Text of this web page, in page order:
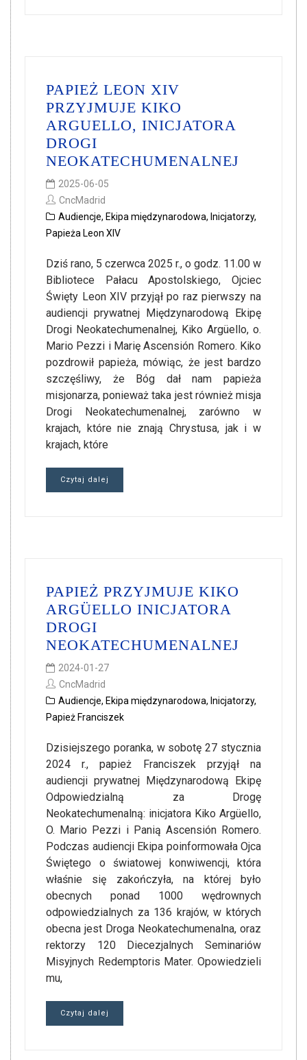
PAPIEŻ LEON XIV
PRZYJMUJE KIKO
ARGUELLO, INICJATORA
DROGI
NEOKATECHUMENALNEJ
2025-06-05
CncMadrid
Audiencje, Ekipa międzynarodowa, Inicjatorzy,
Papieża Leon XIV
Dziś rano, 5 czerwca 2025 r., o godz. 11.00 w
Bibliotece Pałacu Apostolskiego, Ojciec
Święty Leon XIV przyjął po raz pierwszy na
audiencji prywatnej Międzynarodową Ekipę
Drogi Neokatechumenalnej, Kiko Argüello, o.
Mario Pezzi i Marię Ascensión Romero. Kiko
pozdrowił papieża, mówiąc, że jest bardzo
szczęśliwy, że Bóg dał nam papieża
misjonarza, ponieważ taka jest również misja
Drogi Neokatechumenalnej, zarówno w
krajach, które nie znają Chrystusa, jak i w
krajach, które
Czytaj dalej
PAPIEŻ PRZYJMUJE KIKO
ARGÜELLO INICJATORA
DROGI
NEOKATECHUMENALNEJ
2024-01-27
CncMadrid
Audiencje, Ekipa międzynarodowa, Inicjatorzy,
Papież Franciszek
Dzisiejszego poranka, w sobotę 27 stycznia
2024 r., papież Franciszek przyjął na
audiencji prywatnej Międzynarodową Ekipę
Odpowiedzialną za Drogę
Neokatechumenalną: inicjatora Kiko Argüello,
O. Mario Pezzi i Panią Ascensión Romero.
Podczas audiencji Ekipa poinformowała Ojca
Świętego o światowej konwiwencji, która
właśnie się zakończyła, na której było
obecnych ponad 1000 wędrownych
odpowiedzialnych za 136 krajów, w których
obecna jest Droga Neokatechumenalna, oraz
rektorzy 120 Diecezjalnych Seminariów
Misyjnych Redemptoris Mater. Opowiedzieli
mu,
Czytaj dalej